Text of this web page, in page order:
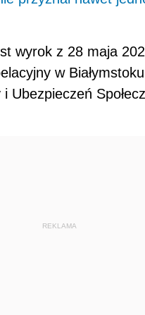
wyrok z 28 maja
w
i Ubezpieczeń
REKLAMA